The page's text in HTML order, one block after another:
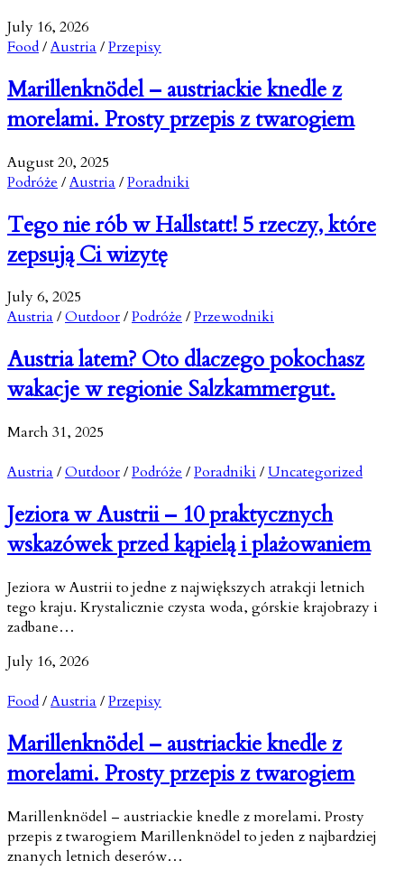
July 16, 2026
Food/Austria /Przepisy
Marillenknödel – austriackie knedle z
morelami. Prosty przepis z twarogiem
August 20, 2025
Podróże /Austria /Poradniki
Tego nie rób w Hallstatt! 5 rzeczy, które
zepsują Ci wizytę
July 6, 2025
Austria/Outdoor/Podróże/Przewodniki
Austria latem? Oto dlaczego pokochasz
wakacje w regionie Salzkammergut.
March 31, 2025
Austria /Outdoor/Podróże /Poradniki /Uncategorized
Jeziora w Austrii – 10 praktycznych
wskazówek przed kąpielą i plażowaniem
Jeziora w Austrii to jedne z największych atrakcji letnich
tego kraju. Krystalicznie czysta woda, górskie krajobrazy i
zadbane…
July 16, 2026
Food/Austria /Przepisy
Marillenknödel – austriackie knedle z
morelami. Prosty przepis z twarogiem
Marillenknödel – austriackie knedle z morelami. Prosty
przepis z twarogiem Marillenknödel to jeden z najbardziej
znanych letnich deserów…